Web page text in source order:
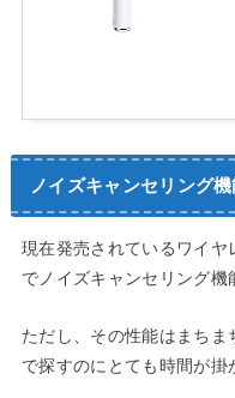
ノイズキャンセリング
現在発売されているワイ
でノイズキャンセリング機
ただし、その性能はまち
で探すのにとても時間が掛